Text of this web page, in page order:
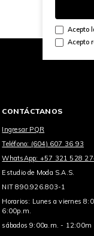
Acepto
Acepto
CONTÁCTANOS
Ingresar PQR
Teléfono: (604) 607 36 93
WhatsApp: +57 321 528
Estudio de Moda S.A.S.
NIT 890.926.803-1
Horarios: Lunes a viernes
6:00p.m.
sábados 9:00a.m. - 12:00m